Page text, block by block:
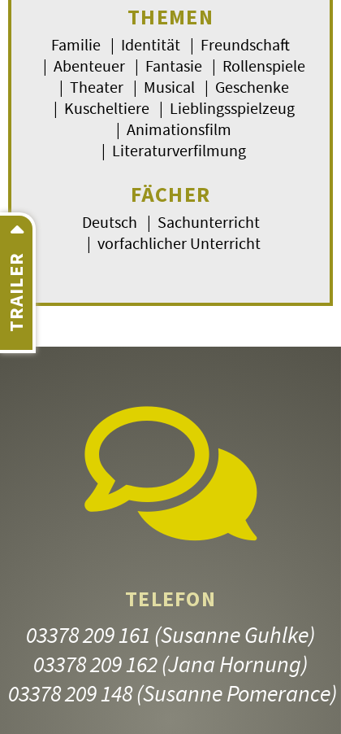
TRAILER
THEMEN
Familie | Identität | Freundschaft
| Abenteuer | Fantasie | Rollenspiele
| Theater | Musical | Geschenke
| Kuscheltiere | Lieblingsspielzeug
| Animationsfilm
| Literaturverfilmung
FÄCHER
Deutsch | Sachunterricht
| vorfachlicher Unterricht
TELEFON
03378 209 161 (Susanne Guhlke)
03378 209 162(Jana Hornung)
03378 209 148(Susanne Pomerance)